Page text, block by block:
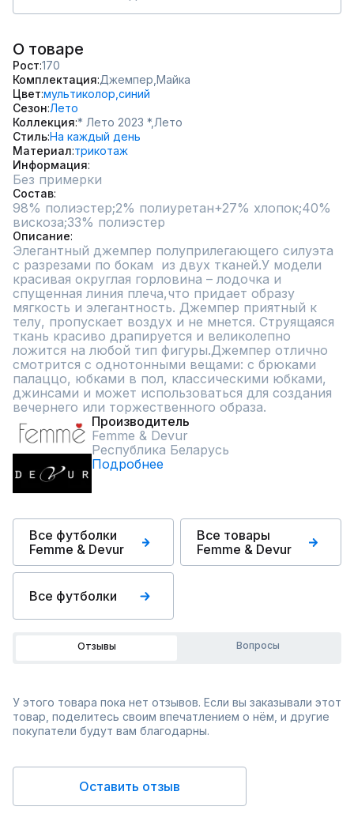
О товаре
Рост 170
Комплектация Джемпер, Майка
Цвет мультиколор, синий
Сезон Лето
Коллекция * Лето 2023 *, Лето
СтильНа каждый день
Материал трикотаж
Информация
Без примерки
Состав
98% полиэстер;2% полиуретан+27% хлопок;40%
вискоза;33% полиэстер
Описание
Элегантный джемпер полуприлегающего силуэта
с разрезами по бокам  из двух тканей.У модели
красивая округлая горловина – лодочка и
спущенная линия плеча,что придает образу
мягкость и элегантность. Джемпер приятный к
телу, пропускает воздух и не мнется. Струящаяся
ткань красиво драпируется и великолепно
ложится на любой тип фигуры.Джемпер отлично
смотрится с однотонными вещами: с брюками
палаццо, юбками в пол, классическими юбками,
джинсами и может использоваться для создания
вечернего или торжественного образа.
Производитель
Femme & Devur
Республика Беларусь
Подробнее
Все футболки
Femme & Devur
Все товары
Femme & Devur
Все футболки
Отзывы Вопросы
У этого товара пока нет отзывов. Если вы заказывали этот
товар, поделитесь своим впечатлением о нём, и другие
покупатели будут вам благодарны.
Оставить отзыв